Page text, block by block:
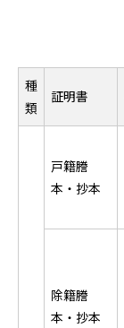
種
類
証明書
戸籍謄
本・抄本
除籍謄
本・抄本